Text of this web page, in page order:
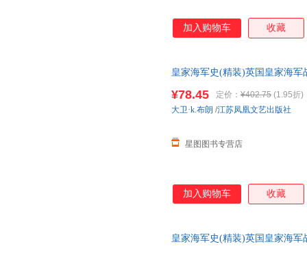
加入购物车 收藏
皇家海军史(精装)英国皇家海
¥78.45 定价： ¥402.75 (1.95折)
星图图书专营店
大卫·k.布朗 /江苏凤凰文艺出版社
加入购物车 收藏
皇家海军史(精装)英国皇家海